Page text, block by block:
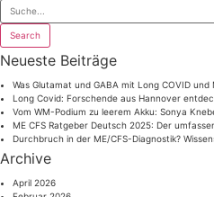
Search
Neueste Beiträge
Was Glutamat und GABA mit Long COVID
Long Covid: Forschende aus Hannover
Vom WM-Podium zu leerem Akku: Sonya
ME CFS Ratgeber Deutsch 2025: Der
Durchbruch in der ME/CFS-Diagnostik?
Archive
April 2026